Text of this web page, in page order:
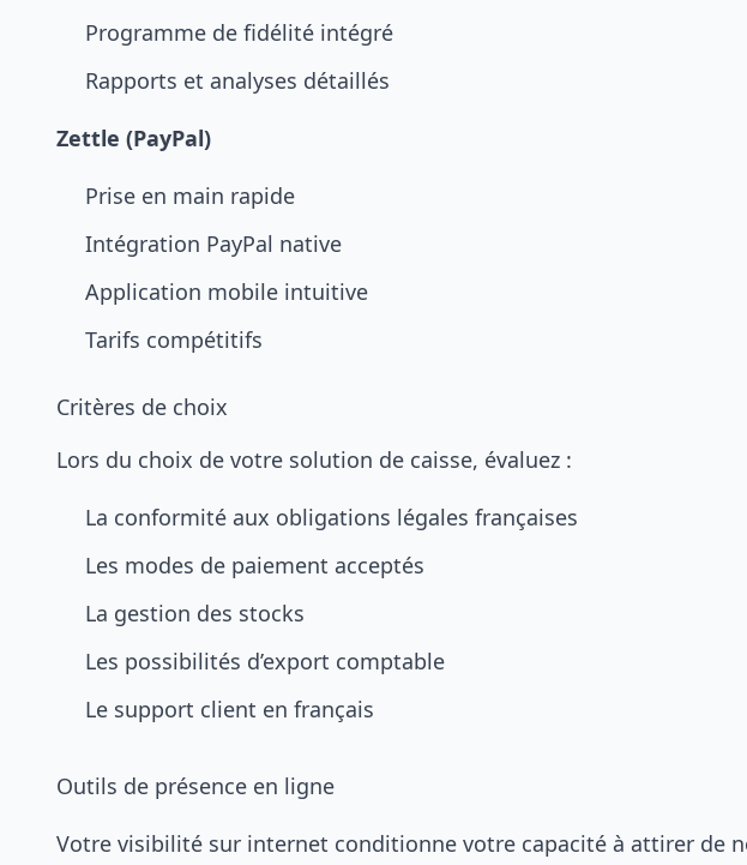
Programme de fidélité intégré
Rapports et analyses détaillés
Zettle (PayPal)
Prise en main rapide
Intégration PayPal native
Application mobile intuitive
Tarifs compétitifs
Critères de choix
Lors du choix de votre solution de caisse, évaluez :
La conformité aux obligations légales françaises
Les modes de paiement acceptés
La gestion des stocks
Les possibilités d’export comptable
Le support client en français
Outils de présence en ligne
Votre visibilité sur internet conditionne votre capacité à attirer de